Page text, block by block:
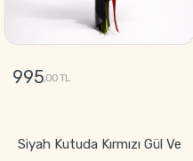
995,00 TL
Siyah Kutuda Kırmızı Gül Ve